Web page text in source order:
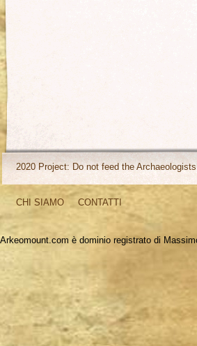
2020 Project: Do not feed the
CHI SIAMO CONTATTI
Arkeomount.com è dominio registrato di